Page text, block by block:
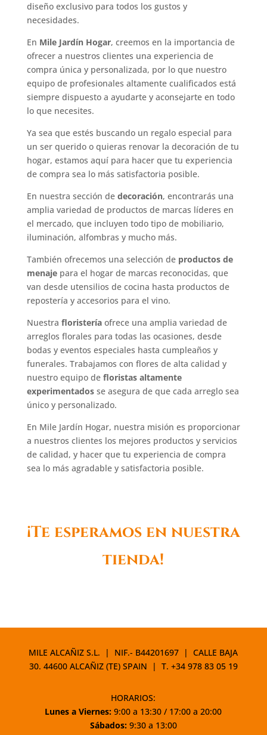
diseño exclusivo para todos los gustos y
necesidades.
En Mile Jardín Hogar, creemos en la importancia de
ofrecer a nuestros clientes una experiencia de
compra única y personalizada, por lo que nuestro
equipo de profesionales altamente cualificados está
siempre dispuesto a ayudarte y aconsejarte en todo
lo que necesites.
Ya sea que estés buscando un regalo especial para
un ser querido o quieras renovar la decoración de tu
hogar, estamos aquí para hacer que tu experiencia
de compra sea lo más satisfactoria posible.
En nuestra sección de decoración, encontrarás una
amplia variedad de productos de marcas líderes en
el mercado, que incluyen todo tipo de mobiliario,
iluminación, alfombras y mucho más.
También ofrecemos una selección de productos de
menajepara el hogar de marcas reconocidas, que
van desde utensilios de cocina hasta productos de
repostería y accesorios para el vino.
Nuestra floristeríaofrece una amplia variedad de
arreglos florales para todas las ocasiones, desde
bodas y eventos especiales hasta cumpleaños y
funerales. Trabajamos con flores de alta calidad y
nuestro equipo de floristas altamente
experimentadosse asegura de que cada arreglo sea
único y personalizado.
En Mile Jardín Hogar, nuestra misión es proporcionar
a nuestros clientes los mejores productos y servicios
de calidad, y hacer que tu experiencia de compra
sea lo más agradable y satisfactoria posible.
¡Te esperamos en nuestra
tienda!
MILE ALCAÑIZ S.L. | NIF.- B44201697 | CALLE BAJA
30. 44600 ALCAÑIZ (TE) SPAIN | T. +34 978 83 05 19
HORARIOS:
Lunes a Viernes: 9:00 a 13:30 / 17:00 a 20:00
Sábados:9:30 a 13:00